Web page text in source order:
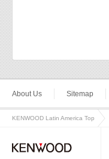
About Us Sitemap
KENWOOD Latin America Top